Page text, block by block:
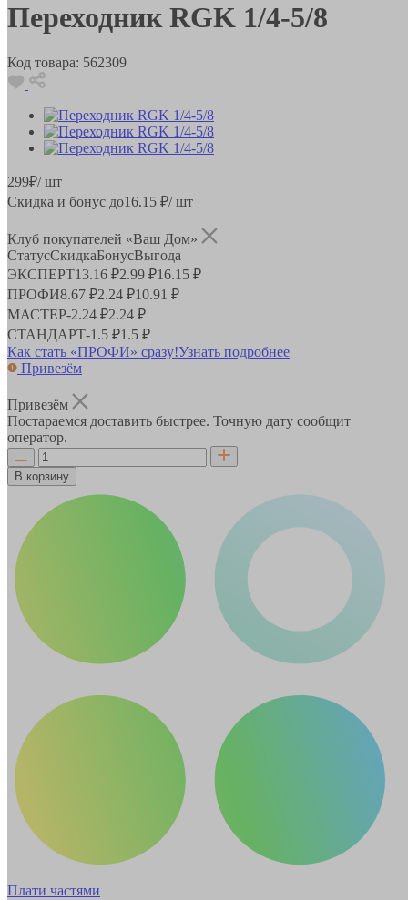
Переходник RGK 1/4-5/8
Код товара: 562309
299₽/ шт
Скидка и бонус до16.15 ₽/ шт
Клуб покупателей «Ваш Дом»
СтатусСкидкаБонусВыгода
ЭКСПЕРТ13.16 ₽2.99 ₽16.15 ₽
ПРОФИ8.67 ₽2.24 ₽10.91 ₽
МАСТЕР-2.24 ₽2.24 ₽
СТАНДАРТ-1.5 ₽1.5 ₽
Как стать «ПРОФИ» сразу!Узнать подробнее
Привезём
Привезём
Постараемся доставить быстрее. Точную дату сообщит
оператор.
В корзину
Плати частями